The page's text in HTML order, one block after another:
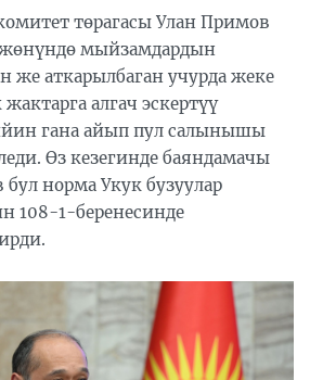
төрагасы Улан Примов
мыйзамдардын
же аткарылбаган учурда жеке
алгач эскертүү
гана айып пул салынышы
Өз кезегинде баяндамачы
норма Укук бузуулар
108-1-беренесинде